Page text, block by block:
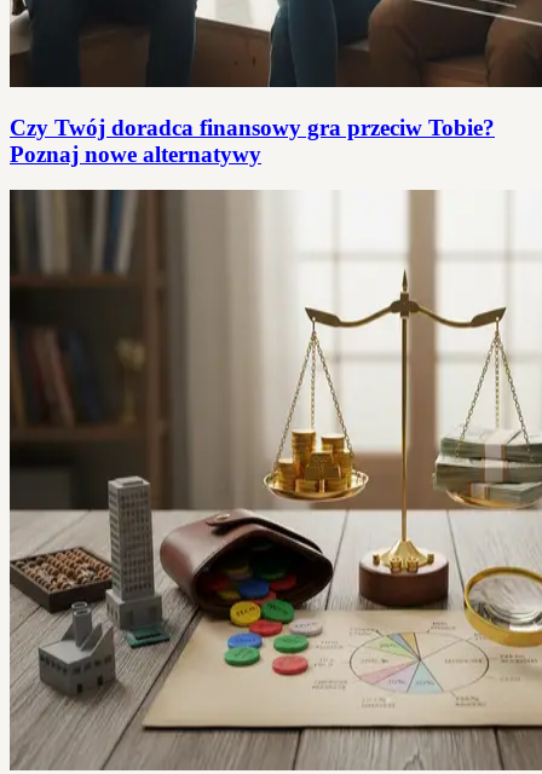
Czy Twój doradca finansowy gra przeciw Tobie?
Poznaj nowe alternatywy